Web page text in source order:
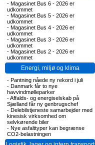
- Magasinet Bus 6 - 2026 er
udkommet
- Magasinet Bus 5 - 2026 er
udkommet
- Magasinet Bus 4 - 2026 er
udkommet
- Magasinet Bus 3 - 2026 er
udkommet
- Magasinet Bus 2 - 2026 er
udkommet
Energi, miljø og klima
- Pantning nåede ny rekord i juli
- Danmark får to nye
havvindmølleparker
-Affalds- og energiselskab på
Sjælland får ny genbrugschef
- Delebilstjeneste samarbejder med
kinesisk virksomhed om
selvkørende biler
- Nye asfalttyper kan begrænse
CO2-belastningen